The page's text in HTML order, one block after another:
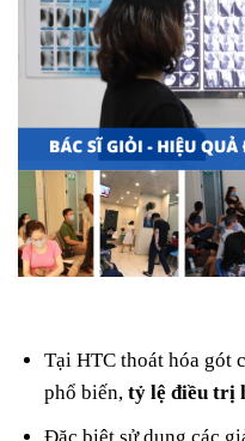
Tại HTC thoát hóa gót
phổ biến,tỷ lệ điều trị